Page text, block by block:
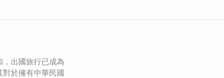
出國旅行已成為
於擁有中華民國